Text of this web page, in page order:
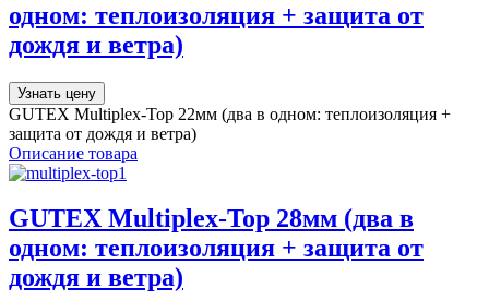
одном: теплоизоляция + защита от
дождя и ветра)
Узнать цену
GUTEX Multiplex-Top 22мм (два в одном: теплоизоляция +
защита от дождя и ветра)
Описание товара
GUTEX Multiplex-Top 28мм (два в
одном: теплоизоляция + защита от
дождя и ветра)